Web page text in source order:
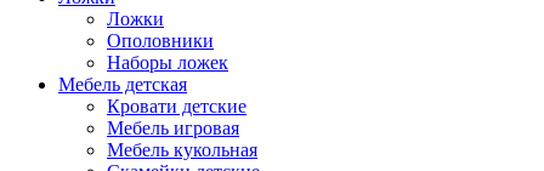
Ложки
Ополовники
Наборы ложек
Мебель детская
Кровати детские
Мебель игровая
Мебель кукольная